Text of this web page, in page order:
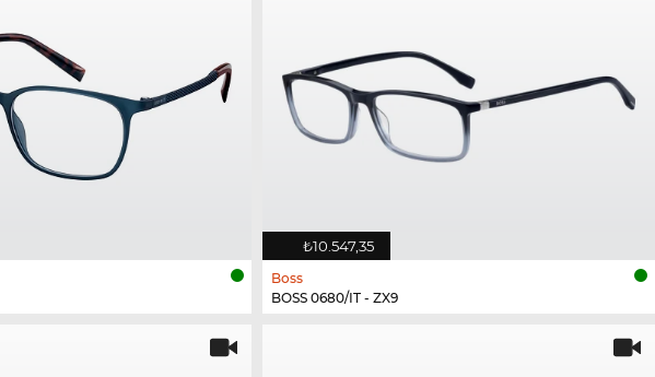
₺10.547,35
Boss
BOSS 0680/IT - ZX9